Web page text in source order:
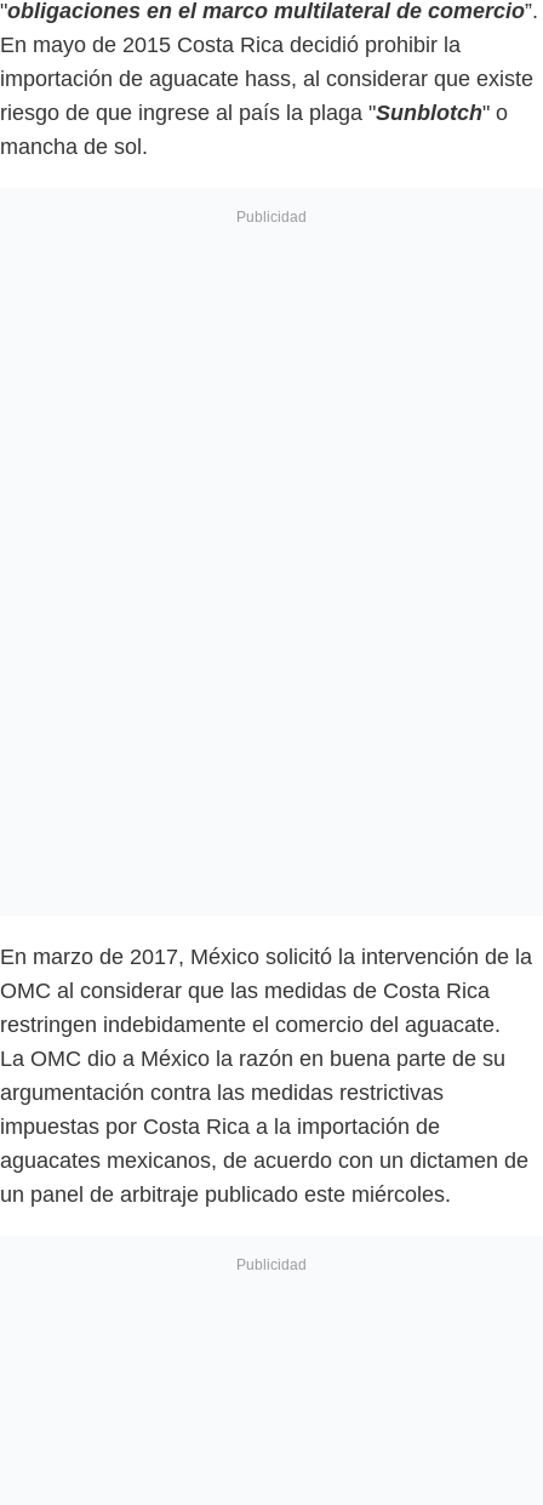
"obligaciones en el marco multilateral de comercio”.
En mayo de 2015 Costa Rica decidió prohibir la
importación de aguacate hass, al considerar que existe
riesgo de que ingrese al país la plaga "Sunblotch" o
mancha de sol.
En marzo de 2017, México solicitó la intervención de la
OMC al considerar que las medidas de Costa Rica
restringen indebidamente el comercio del aguacate.
La OMC dio a México la razón en buena parte de su
argumentación contra las medidas restrictivas
impuestas por Costa Rica a la importación de
aguacates mexicanos, de acuerdo con un dictamen de
un panel de arbitraje publicado este miércoles.